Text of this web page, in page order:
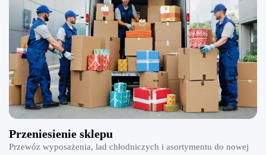
Przeniesienie sklepu
Przewóz wyposażenia, lad chłodniczych i asortymentu do nowej